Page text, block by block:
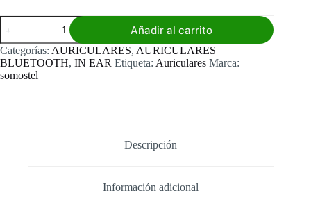
Auriculares
In-
Ear
Somostel
SMS-
J30
Añadir al carrito
Categorías: AURICULARES, AURICULARES
BLUETOOTH, IN EAR Etiqueta: Auriculares Marca:
somostel
Descripción
Información adicional